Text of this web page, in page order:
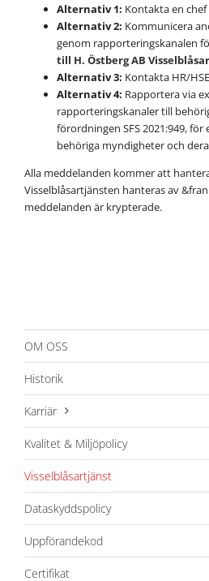
Alternativ 1: Kontakta en
Alternativ 2: Kommunicera
genom rapporteringskanalen
till H. Östberg AB
Alternativ 3: Kontakta HR/
Alternativ 4: Rapportera via
rapporteringskanaler till
förordningen SFS 2021:949,
behöriga myndigheter och
Alla meddelanden kommer att
Visselblåsartjänsten hanteras av
meddelanden är krypterade.
OM OSS
Historik
Karriär
Kvalitet & Miljöpolicy
Visselblåsartjänst
Dataskyddspolicy
Uppförandekod
Certifikat